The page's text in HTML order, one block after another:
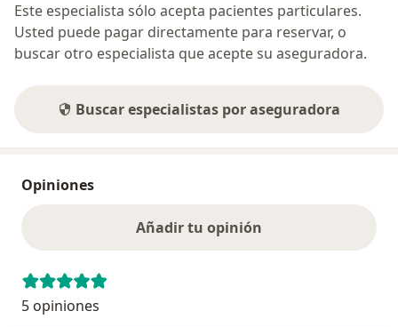
Este especialista sólo acepta pacientes particulares.
Usted puede pagar directamente para reservar, o
buscar otro especialista que acepte su aseguradora.
Buscar especialistas por aseguradora
Opiniones
Añadir tu opinión
5 opiniones